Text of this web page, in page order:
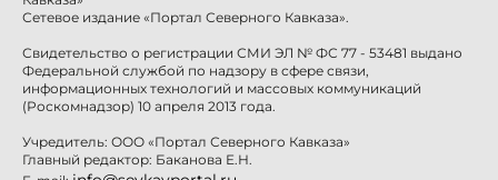
Сетевое издание «Портал Северного Кавказа».
Свидетельство о регистрации СМИ ЭЛ № ФС 77 - 53481 выдано
Федеральной службой по надзору в сфере связи,
информационных технологий и массовых коммуникаций
(Роскомнадзор) 10 апреля 2013 года.
Учредитель: ООО «Портал Северного Кавказа»
Главный редактор: Баканова Е.Н.